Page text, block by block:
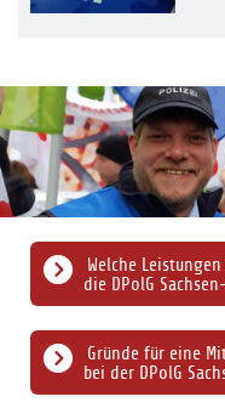
Gründe für eine
bei der DPolG
Welche
die DPolG